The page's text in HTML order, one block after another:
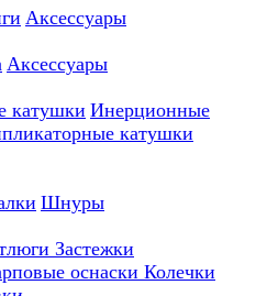
Аксессуары
Аксессуары
катушки Инерционные
катушки
Шнуры
Застежки
оснаски Колечки